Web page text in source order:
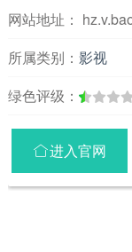
网站地址：
所属类别： 影视
绿色评级：
进入官网